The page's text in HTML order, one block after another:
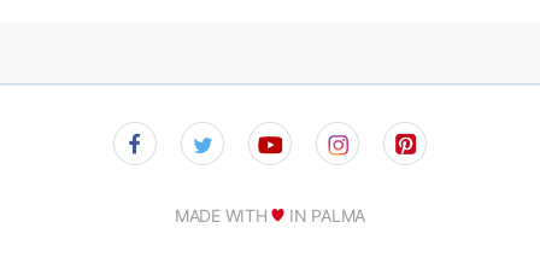
MADE WITH IN PALMA